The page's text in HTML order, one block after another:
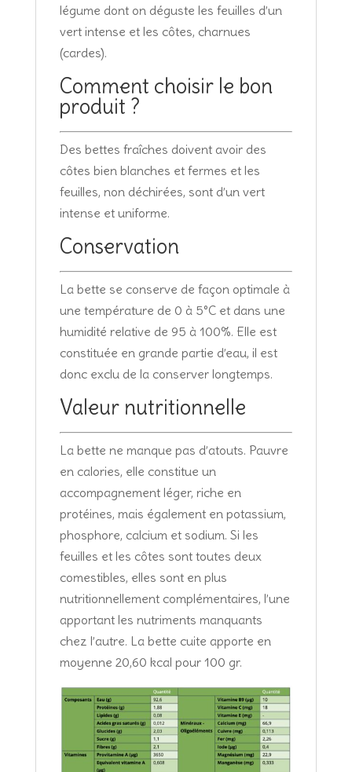
légume dont on déguste les feuilles d’un
vert intense et les côtes, charnues
(cardes).
Comment choisir le bon
produit ?
Des bettes fraîches doivent avoir des
côtes bien blanches et fermes et les
feuilles, non déchirées, sont d’un vert
intense et uniforme.
Conservation
La bette se conserve de façon optimale à
une température de 0 à 5°C et dans une
humidité relative de 95 à 100%. Elle est
constituée en grande partie d’eau, il est
donc exclu de la conserver longtemps.
Valeur nutritionnelle
La bette ne manque pas d’atouts. Pauvre
en calories, elle constitue un
accompagnement léger, riche en
protéines, mais également en potassium,
phosphore, calcium et sodium. Si les
feuilles et les côtes sont toutes deux
comestibles, elles sont en plus
nutritionnellement complémentaires, l’une
apportant les nutriments manquants
chez l’autre. La bette cuite apporte en
moyenne 20,60 kcal pour 100 gr.